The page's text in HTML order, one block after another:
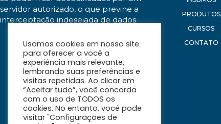
servidor autorizado, o que previne a
interceptação indesejada de dados.
PRODUTOS
CURSOS
CONTATO
Usamos cookies em nosso site
para oferecer a você a
experiência mais relevante,
lembrando suas preferências e
visitas repetidas. Ao clicar em
“Aceitar tudo”, você concorda
com o uso de TODOS os
cookies. No entanto, você pode
visitar "Configurações de